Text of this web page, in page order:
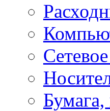
Бумага,